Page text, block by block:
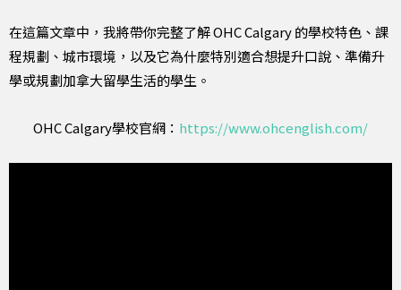
在這篇文章中，我將帶你完整了解 OHC Calgary 的學校特色、課
程規劃、城市環境，以及它為什麼特別適合想提升口說、準備升
學或規劃加拿大留學生活的學生。
OHC Calgary學校官網： https://www.ohcenglish.com/